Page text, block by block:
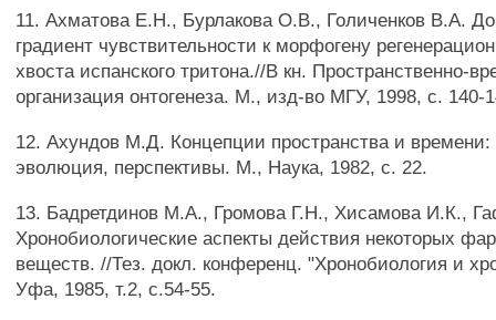
11. Ахматова E.H., Бурлакова О.В., Голиченков В.А.
градиент чувствительности к морфогену
хвоста испанского тритона.//В кн. Пространственно-
организация онтогенеза. М., изд-во МГУ, 1998, с. 140-
12. Ахундов М.Д. Концепции пространства и времени:
эволюция, перспективы. М., Наука, 1982, с. 22.
13. Бадретдинов М.А., Громова Г.Н., Хисамова И.К.,
Хронобиологические аспекты действия некоторых
веществ. //Тез. докл. конференц. "Хронобиология и
Уфа, 1985, т.2, с.54-55.